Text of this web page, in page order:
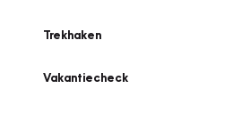
Trekhaken
Vakantiecheck